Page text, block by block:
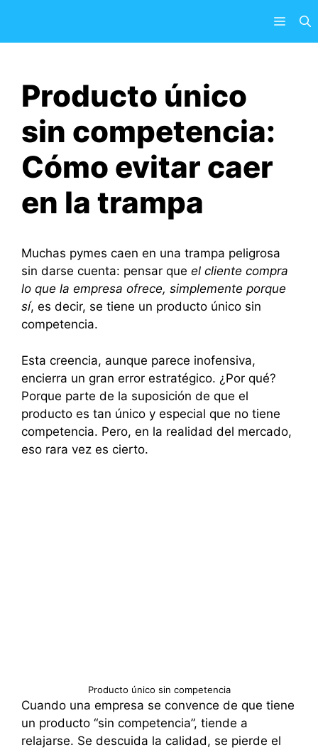
contenido
Menú
Producto único
sin competencia:
Cómo evitar caer
en la trampa
Muchas pymes caen en una trampa peligrosa
sin darse cuenta: pensar que el cliente compra
lo que la empresa ofrece, simplemente porque
sí, es decir, se tiene un producto único sin
competencia.
Esta creencia, aunque parece inofensiva,
encierra un gran error estratégico. ¿Por qué?
Porque parte de la suposición de que el
producto es tan único y especial que no tiene
competencia. Pero, en la realidad del mercado,
eso rara vez es cierto.
Producto único sin competencia
Cuando una empresa se convence de que tiene
un producto “sin competencia”, tiende a
relajarse. Se descuida la calidad, se pierde el